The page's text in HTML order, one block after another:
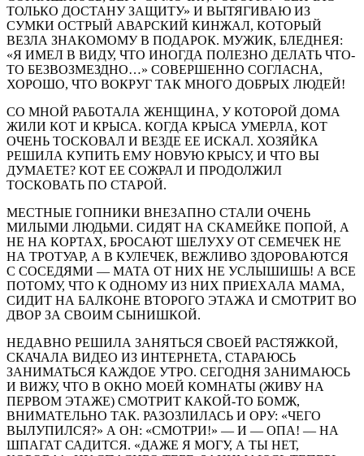
ТОЛЬКО ДОСТАНУ ЗАЩИТУ» И ВЫТЯГИВАЮ ИЗ
СУМКИ ОСТРЫЙ АВАРСКИЙ КИНЖАЛ, КОТОРЫЙ
ВЕЗЛА ЗНАКОМОМУ В ПОДАРОК. МУЖИК, БЛЕДНЕЯ:
«Я ИМЕЛ В ВИДУ, ЧТО ИНОГДА ПОЛЕЗНО ДЕЛАТЬ ЧТО-
ТО БЕЗВОЗМЕЗДНО…» СОВЕРШЕННО СОГЛАСНА,
ХОРОШО, ЧТО ВОКРУГ ТАК МНОГО ДОБРЫХ ЛЮДЕЙ!
СО МНОЙ РАБОТАЛА ЖЕНЩИНА, У КОТОРОЙ ДОМА
ЖИЛИ КОТ И КРЫСА. КОГДА КРЫСА УМЕРЛА, КОТ
ОЧЕНЬ ТОСКОВАЛ И ВЕЗДЕ ЕЕ ИСКАЛ. ХОЗЯЙКА
РЕШИЛА КУПИТЬ ЕМУ НОВУЮ КРЫСУ, И ЧТО ВЫ
ДУМАЕТЕ? КОТ ЕЕ СОЖРАЛ И ПРОДОЛЖИЛ
ТОСКОВАТЬ ПО СТАРОЙ.
МЕСТНЫЕ ГОПНИКИ ВНЕЗАПНО СТАЛИ ОЧЕНЬ
МИЛЫМИ ЛЮДЬМИ. СИДЯТ НА СКАМЕЙКЕ ПОПОЙ, А
НЕ НА КОРТАХ, БРОСАЮТ ШЕЛУХУ ОТ СЕМЕЧЕК НЕ
НА ТРОТУАР, А В КУЛЕЧЕК, ВЕЖЛИВО ЗДОРОВАЮТСЯ
С СОСЕДЯМИ — МАТА ОТ НИХ НЕ УСЛЫШИШЬ! А ВСЕ
ПОТОМУ, ЧТО К ОДНОМУ ИЗ НИХ ПРИЕХАЛА МАМА,
СИДИТ НА БАЛКОНЕ ВТОРОГО ЭТАЖА И СМОТРИТ ВО
ДВОР ЗА СВОИМ СЫНИШКОЙ.
НЕДАВНО РЕШИЛА ЗАНЯТЬСЯ СВОЕЙ РАСТЯЖКОЙ,
СКАЧАЛА ВИДЕО ИЗ ИНТЕРНЕТА, СТАРАЮСЬ
ЗАНИМАТЬСЯ КАЖДОЕ УТРО. СЕГОДНЯ ЗАНИМАЮСЬ
И ВИЖУ, ЧТО В ОКНО МОЕЙ КОМНАТЫ (ЖИВУ НА
ПЕРВОМ ЭТАЖЕ) СМОТРИТ КАКОЙ-ТО БОМЖ,
ВНИМАТЕЛЬНО ТАК. РАЗОЗЛИЛАСЬ И ОРУ: «ЧЕГО
ВЫЛУПИЛСЯ?» А ОН: «СМОТРИ!» — И — ОПА! — НА
ШПАГАТ САДИТСЯ. «ДАЖЕ Я МОГУ, А ТЫ НЕТ,